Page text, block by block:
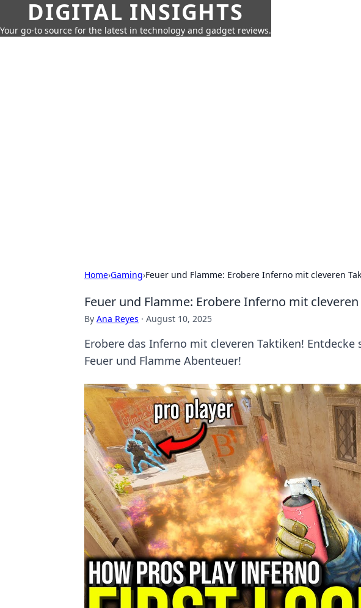
DIGITAL INSIGHTS
Your go-to source for the latest in technology and gadget reviews.
Home›Gaming›Feuer und Flamme: Erobere Inferno mit cleveren
Feuer und Flamme: Erobere Inferno mit
By Ana Reyes · August 10, 2025
Erobere das Inferno mit cleveren Taktiken!
Feuer und Flamme Abenteuer!